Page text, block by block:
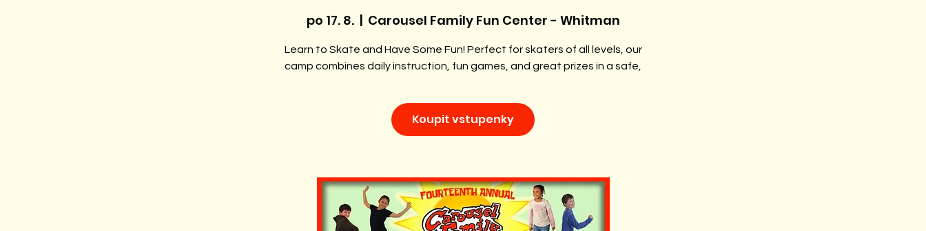
po 17. 8.
  |
Carousel Family Fun Center - Whitman
Learn to Skate and Have Some Fun! ​Perfect for skaters of all levels, our
camp combines daily instruction, fun games, and great prizes in a safe,
Koupit vstupenky